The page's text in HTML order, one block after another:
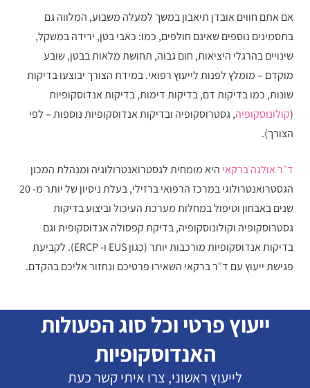
אם אתם חווים אובדן תיאבון במשך למעלה משבוע, המלווה גם
בתסמינים נוספים שאינם חולפים, כמו: כאבי בטן, ירידה במשקל,
שינויים בהרגלי היציאות, חום גבוה, תחושת מלאות בבטן, שובע
מוקדם – מומלץ לפנות לייעוץ רפואי. במידת הצורך יבוצעו בדיקות
שונות, כמו בדיקות דם, בדיקות דימות, בדיקות אנדוסקופיות
(קולונוסקופיה, גסטרוסקופיה ובדיקות אנדוסקופיות נוספות – לפי
הצורך).
ד״ר אולגה ברקאי היא מומחית לגסטרואנטרולוגיה ומנהלת המכון
הגסטרואנטרולוגי במרכז הרפואי ברזילי, בעלת ניסיון של יותר מ- 20
שנים באבחון וטיפול במחלות מערכת העיכול וביצוע בדיקות
גסטרוסקופיה וקולונוסקופיה, בדיקת קפסולה אנדוסקופית וגם
בדיקות אנדוסקופיות מורכבות יותר (כגון EUS ו- ERCP). לקביעת
פגישת ייעוץ עם ד״ר ברקאי השאירו פרטיכם ונחזור אליכם בהקדם.
ייעוץ פרטי וכל סוג הפעולות
האנדוסקופיות
לייעוץ ראשוני, צרו איתי קשר כעת